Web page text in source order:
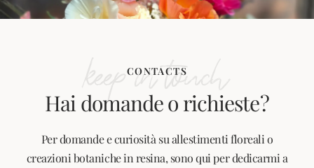
CONTACTS
Hai domande o richieste?
keep in touch
Per domande e curiosità su allestimenti floreali o
creazioni botaniche in resina, sono qui per dedicarmi a